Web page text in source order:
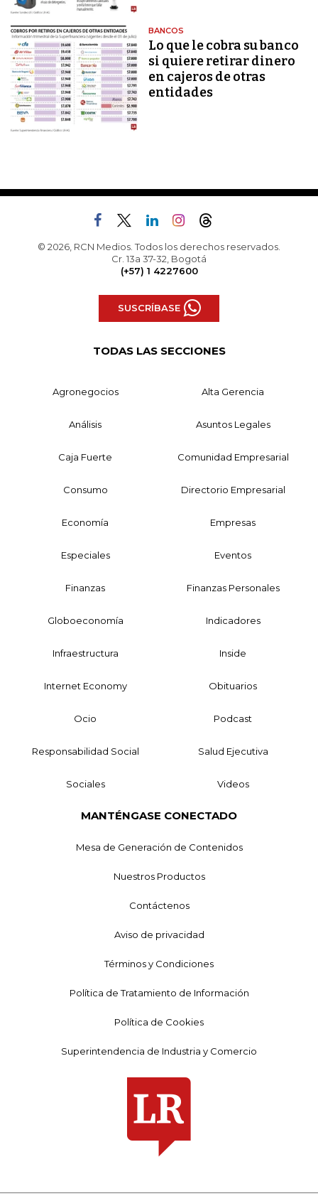
BANCOS
Lo que le cobra su banco
si quiere retirar dinero
en cajeros de otras
entidades
© 2026, RCN Medios. Todos los derechos reservados.
Cr. 13a 37-32, Bogotá
(+57) 1 4227600
SUSCRÍBASE
TODAS LAS SECCIONES
Agronegocios Alta Gerencia
Análisis Asuntos Legales
Caja Fuerte Comunidad Empresarial
Consumo Directorio Empresarial
Economía Empresas
Especiales Eventos
Finanzas Finanzas Personales
Globoeconomía Indicadores
Infraestructura Inside
Internet Economy Obituarios
Ocio Podcast
Responsabilidad Social Salud Ejecutiva
Sociales Videos
MANTÉNGASE CONECTADO
Mesa de Generación de Contenidos
Nuestros Productos
Contáctenos
Aviso de privacidad
Términos y Condiciones
Política de Tratamiento de Información
Política de Cookies
Superintendencia de Industria y Comercio